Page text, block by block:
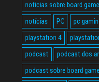
noticias sobre board
notícias
PC pc
playstation 4
podcast
podcast dos
podcast sobre board